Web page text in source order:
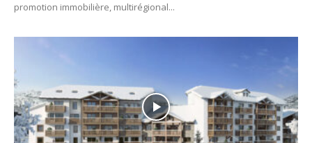
promotion immobilière, multirégional...